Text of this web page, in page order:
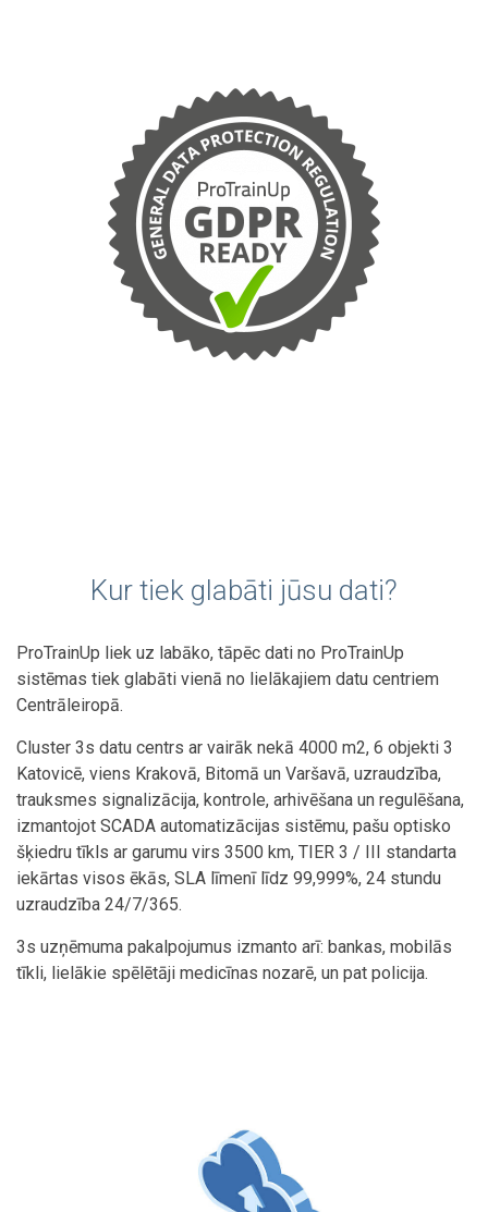
Kur tiek glabāti jūsu dati?
ProTrainUp liek uz labāko, tāpēc dati no ProTrainUp
sistēmas tiek glabāti vienā no lielākajiem datu centriem
Centrāleiropā.
Cluster 3s datu centrs ar vairāk nekā 4000 m2, 6 objekti 3
Katovicē, viens Krakovā, Bitomā un Varšavā, uzraudzība,
trauksmes signalizācija, kontrole, arhivēšana un regulēšana,
izmantojot SCADA automatizācijas sistēmu, pašu optisko
šķiedru tīkls ar garumu virs 3500 km, TIER 3 / III standarta
iekārtas visos ēkās, SLA līmenī līdz 99,999%, 24 stundu
uzraudzība 24/7/365.
3s uzņēmuma pakalpojumus izmanto arī: bankas, mobilās
tīkli, lielākie spēlētāji medicīnas nozarē, un pat policija.